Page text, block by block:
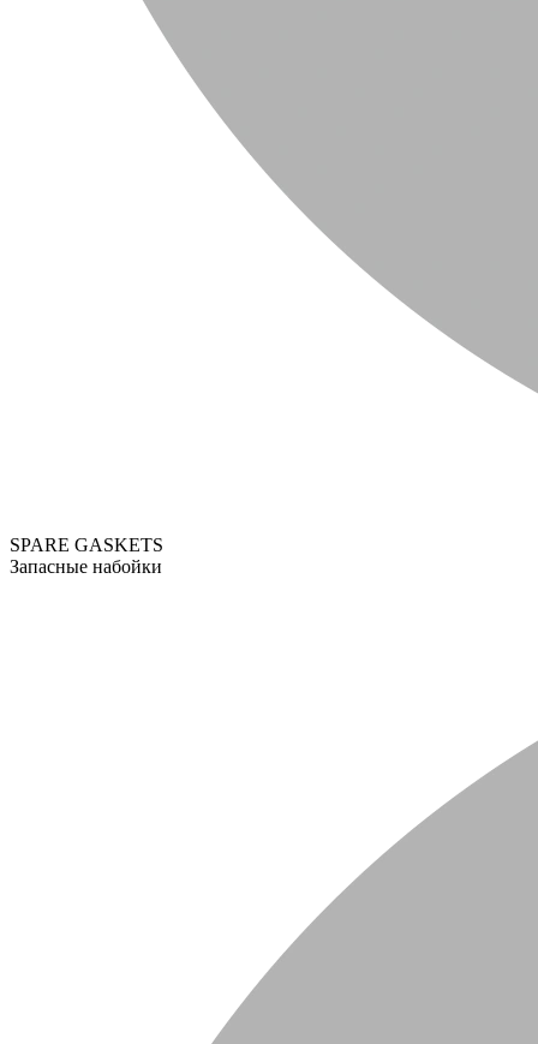
SPARE GASKETS
Запасные набойки